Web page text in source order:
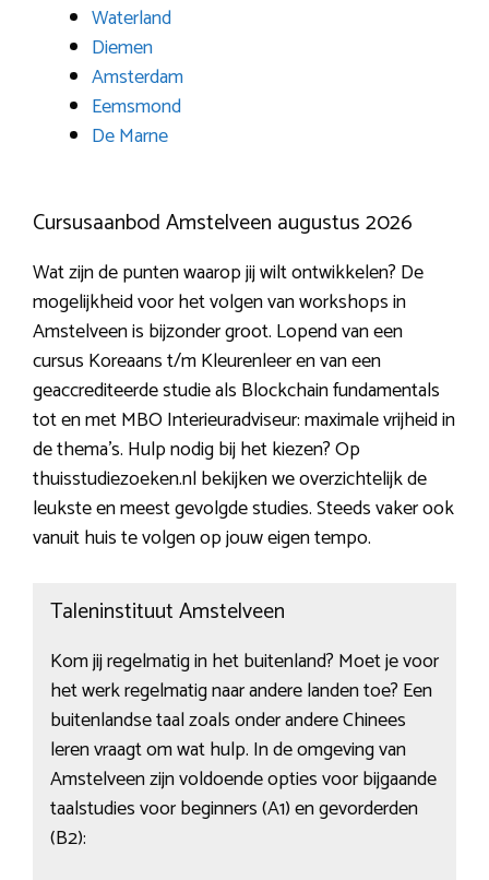
Waterland
Diemen
Amsterdam
Eemsmond
De Marne
Cursusaanbod Amstelveen augustus 2026
Wat zijn de punten waarop jij wilt ontwikkelen? De
mogelijkheid voor het volgen van workshops in
Amstelveen is bijzonder groot. Lopend van een
cursus Koreaans t/m Kleurenleer en van een
geaccrediteerde studie als Blockchain fundamentals
tot en met MBO Interieuradviseur: maximale vrijheid in
de thema’s. Hulp nodig bij het kiezen? Op
thuisstudiezoeken.nl bekijken we overzichtelijk de
leukste en meest gevolgde studies. Steeds vaker ook
vanuit huis te volgen op jouw eigen tempo.
Taleninstituut Amstelveen
Kom jij regelmatig in het buitenland? Moet je voor
het werk regelmatig naar andere landen toe? Een
buitenlandse taal zoals onder andere Chinees
leren vraagt om wat hulp. In de omgeving van
Amstelveen zijn voldoende opties voor bijgaande
taalstudies voor beginners (A1) en gevorderden
(B2):